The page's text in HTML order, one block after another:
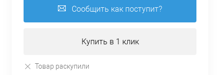
Сообщить как поступит?
Купить в 1 клик
Товар раскупили